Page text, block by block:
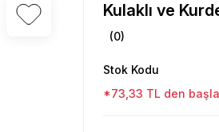
Kulaklı ve
(0)
Stok Kodu
*73,33 TL den